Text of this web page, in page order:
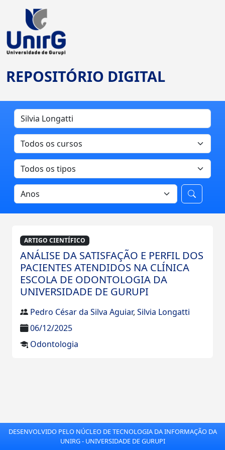
REPOSITÓRIO DIGITAL
ARTIGO CIENTÍFICO
ANÁLISE DA SATISFAÇÃO E PERFIL DOS
PACIENTES ATENDIDOS NA CLÍNICA
ESCOLA DE ODONTOLOGIA DA
UNIVERSIDADE DE GURUPI
Pedro César da Silva Aguiar, Silvia Longatti
06/12/2025
Odontologia
DESENVOLVIDO PELO NÚCLEO DE TECNOLOGIA DA INFORMAÇÃO DA
UNIRG - UNIVERSIDADE DE GURUPI